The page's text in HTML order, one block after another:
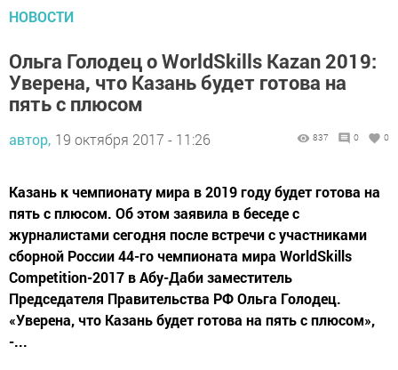
НОВОСТИ
Ольга Голодец о WorldSkills Kazan 2019:
Уверена, что Казань будет готова на
пять с плюсом
автор, 19 октября 2017 - 11:26 837 0 0
Казань к чемпионату мира в 2019 году будет готова на
пять с плюсом. Об этом заявила в беседе с
журналистами сегодня после встречи с участниками
сборной России 44-го чемпионата мира WorldSkills
Competition-2017 в Абу-Даби заместитель
Председателя Правительства РФ Ольга Голодец.
«Уверена, что Казань будет готова на пять с плюсом»,
-...